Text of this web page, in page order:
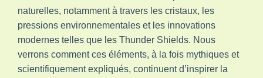
naturelles, notamment à travers les cristaux, les
pressions environnementales et les innovations
modernes telles que les Thunder Shields. Nous
verrons comment ces éléments, à la fois mythiques et
scientifiquement expliqués, continuent d’inspirer la